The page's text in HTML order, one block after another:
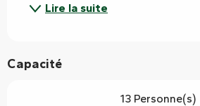
Lire la suite
Capacité
13 Personne(s)